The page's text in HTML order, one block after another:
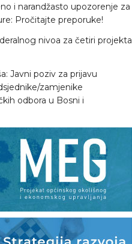
i narandžasto upozorenje za
Pročitajte preporuke!
nivoa za četiri projekta
Javni poziv za prijavu
zamjenike
odbora u Bosni i